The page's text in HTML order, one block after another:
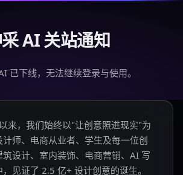
AI 关站通知
已下线，无法继续登录与使用。
来，我们始终以"让创意照进现实"为
师、电商从业者、学生及每一位创
设计、室内装饰、电商营销、AI 写
见证了 2.5 亿+ 设计创意的诞生。